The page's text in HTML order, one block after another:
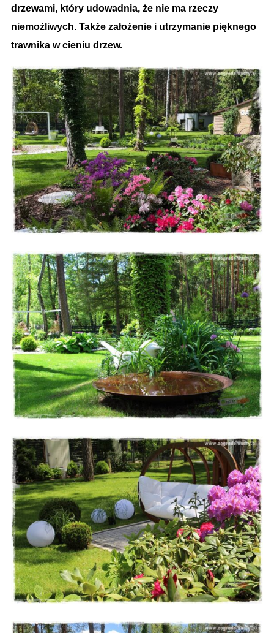
drzewami, który udowadnia, że nie ma rzeczy
niemożliwych. Także założenie i utrzymanie pięknego
trawnika w cieniu drzew.